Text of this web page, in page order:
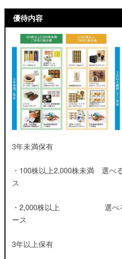
優待内容
3年未満保有
・100株以上2,000株未満 選
ス
・2,000株以上 選べる
ース
3年以上保有